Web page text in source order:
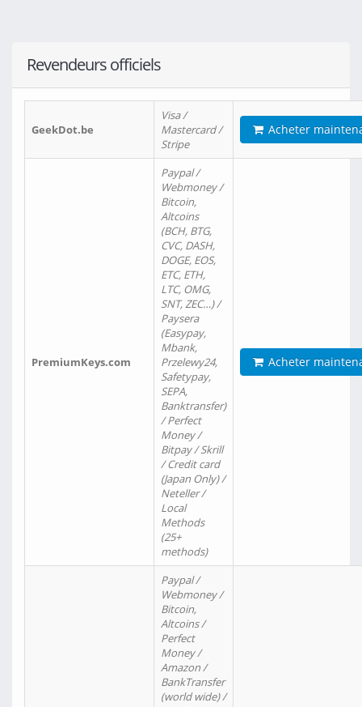
Revendeurs officiels
GeekDot.be
Visa /
Mastercard /
Stripe
Acheter
PremiumKeys.com
Paypal /
Webmoney /
Bitcoin,
Altcoins
(BCH, BTG,
CVC, DASH,
DOGE, EOS,
ETC, ETH,
LTC, OMG,
SNT, ZEC…) /
Paysera
(Easypay,
Mbank,
Przelewy24,
Safetypay,
SEPA,
Banktransfer)
/ Perfect
Money /
Bitpay / Skrill
/ Credit card
(Japan Only) /
Neteller /
Local
Methods
(25+
methods)
Acheter
Paypal /
Webmoney /
Bitcoin,
Altcoins /
Perfect
Money /
Amazon /
BankTransfer
(world wide) /